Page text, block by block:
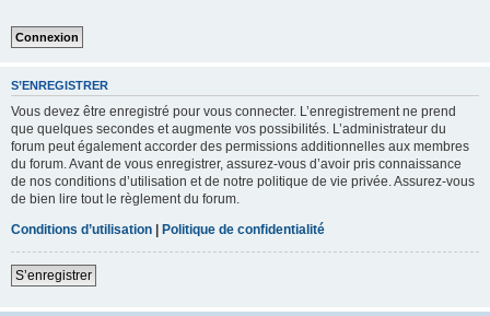
S’ENREGISTRER
Vous devez être enregistré pour vous connecter. L’enregistrement ne prend
que quelques secondes et augmente vos possibilités. L’administrateur du
forum peut également accorder des permissions additionnelles aux membres
du forum. Avant de vous enregistrer, assurez-vous d’avoir pris connaissance
de nos conditions d’utilisation et de notre politique de vie privée. Assurez-vous
de bien lire tout le règlement du forum.
Conditions d’utilisation | Politique de confidentialité
S’enregistrer